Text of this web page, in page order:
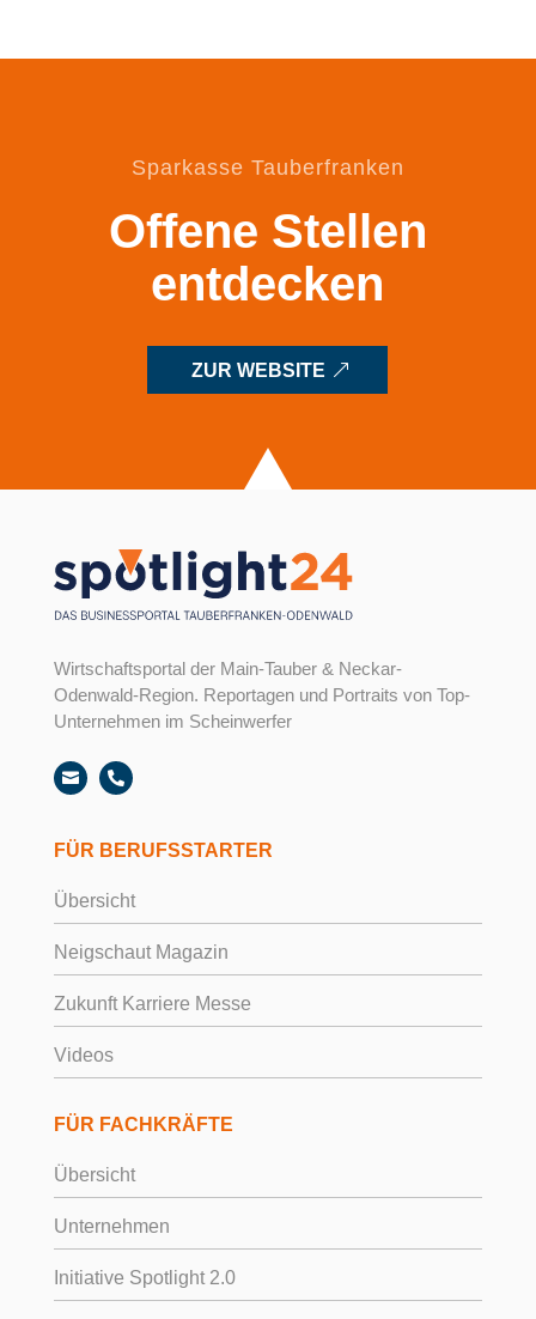
Sparkasse Tauberfranken
Offene Stellen
entdecken
ZUR WEBSITE
Wirtschaftsportal der Main-Tauber & Neckar-
Odenwald-Region. Reportagen und Portraits von Top-
Unternehmen im Scheinwerfer
 
FÜR BERUFSSTARTER
Übersicht
Neigschaut Magazin
Zukunft Karriere Messe
Videos
FÜR FACHKRÄFTE
Übersicht
Unternehmen
Initiative Spotlight 2.0